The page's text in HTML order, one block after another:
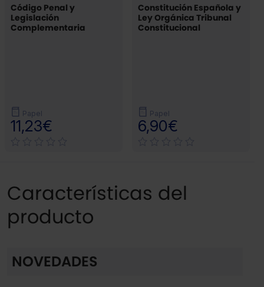
Código Penal y
Legislación
Complementaria
Papel
11,23€
Constitución Española y
Ley Orgánica Tribunal
Constitucional
Papel
6,90€
Características del
producto
NOVEDADES